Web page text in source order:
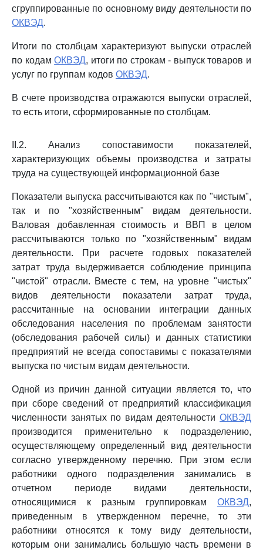
сгруппированные по основному виду деятельности по
ОКВЭД.
Итоги по столбцам характеризуют выпуски отраслей
по кодамОКВЭД, итоги по строкам - выпуск товаров и
услуг по группам кодов ОКВЭД.
В счете производства отражаются выпуски отраслей,
то есть итоги, сформированные по столбцам.
II.2. Анализ сопоставимости показателей,
характеризующих объемы производства и затраты
труда на существующей информационной базе
Показатели выпуска рассчитываются как по "чистым",
так и по "хозяйственным" видам деятельности.
Валовая добавленная стоимость и ВВП в целом
рассчитываются только по "хозяйственным" видам
деятельности. При расчете годовых показателей
затрат труда выдерживается соблюдение принципа
"чистой" отрасли. Вместе с тем, на уровне "чистых"
видов деятельности показатели затрат труда,
рассчитанные на основании интеграции данных
обследования населения по проблемам занятости
(обследования рабочей силы) и данных статистики
предприятий не всегда сопоставимы с показателями
выпуска по чистым видам деятельности.
Одной из причин данной ситуации является то, что
при сборе сведений от предприятий классификация
численности занятых по видам деятельности ОКВЭД
производится применительно к подразделению,
осуществляющему определенный вид деятельности
согласно утвержденному перечню. При этом если
работники одного подразделения занимались в
отчетном периоде видами деятельности,
относящимися к разным группировкам ОКВЭД,
приведенным в утвержденном перечне, то эти
работники относятся к тому виду деятельности,
которым они занимались большую часть времени в